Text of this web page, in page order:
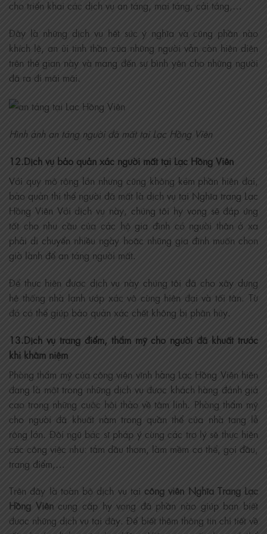
cho triển khai các dịch vụ an táng, mai táng, cải táng,…
Đây là những dịch vụ hết sức ý nghĩa và cũng phần nào
khích lệ, an ủi tinh thần của những người vẫn còn hiện diện
trên thế gian này và mang đến sự bình yên cho những người
đã ra đi mãi mãi.
Hình ảnh an táng người đã mất tại Lạc Hồng Viên
12.Dịch vụ bảo quản xác người mất tại Lạc Hồng Viên
Với quy mô rộng lớn nhưng cũng không kém phần hiện đại,
bảo quản thi thể người đã mất là dịch vụ tại Nghĩa trang Lạc
Hồng Viên Với dịch vụ này, chúng tôi hy vọng sẽ đáp ứng
tốt cho nhu cầu của các hộ gia đình có người thân ở xa
phải di chuyển nhiều ngày hoặc những gia đình muốn chọn
giờ lành để an táng người mất.
Để thực hiện được dịch vụ này chúng tôi đã cho xây dựng
hệ thống nhà lạnh ướp xác vô cùng hiện đại và tối tân. Từ
đó có thể giúp bảo quản xác chết không bị phân hủy.
13.Dịch vụ trang điểm, thẩm mỹ cho người đã khuất trước
khi khâm niệm
Phòng thẩm mỹ của công viên vĩnh hằng Lạc Hồng Viên hiện
đang là một trong những dịch vụ được khách hàng đánh giá
cao trong những cuộc hội thảo về tâm linh. Phòng thẩm mỹ
cho người đã khuất nằm trong quần thể của nhà tang lễ
rộng lớn. Đội ngũ bác sĩ pháp ý cùng các trợ lý sẽ thực hiện
các công việc như: tắm dầu thơm, làm mềm cơ thể, gọi đầu,
trang điểm,…
Trên đây là toàn bộ dịch vụ tại công viên Nghĩa Trang Lạc
Hồng Viêncung cấp hy vọng đã phần nào giúp bạn biết
được những dịch vụ tại đây. Để biết thêm thông tin chi tiết về